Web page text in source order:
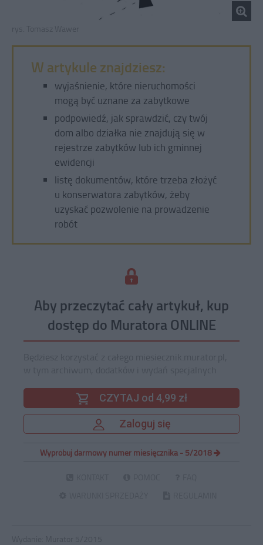
W artykule znajdziesz:
wyjaśnienie, które nieruchomości
mogą być uznane za zabytkowe
podpowiedź, jak sprawdzić, czy twój
dom albo działka nie znajdują się w
rejestrze zabytków lub ich gminnej
ewidencji
listę dokumentów, które trzeba złożyć
u konserwatora zabytków, żeby
uzyskać pozwolenie na prowadzenie
robót
Aby przeczytać cały artykuł, kup
dostęp do Muratora ONLINE
CZYTAJ od 4,99 zł
Zaloguj się
Wypróbuj darmowy numer miesięcznika - 5/2018